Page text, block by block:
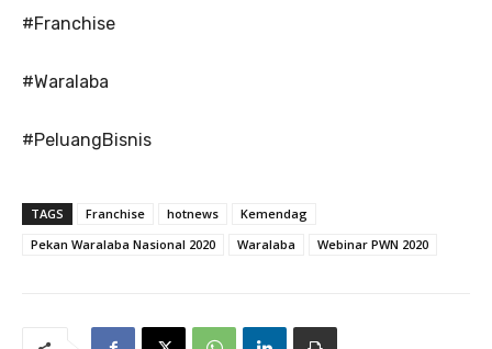
#Franchise
#Waralaba
#PeluangBisnis
TAGS Franchise hotnews
Kemendag
Pekan Waralaba Nasional 2020
Waralaba Webinar PWN 2020